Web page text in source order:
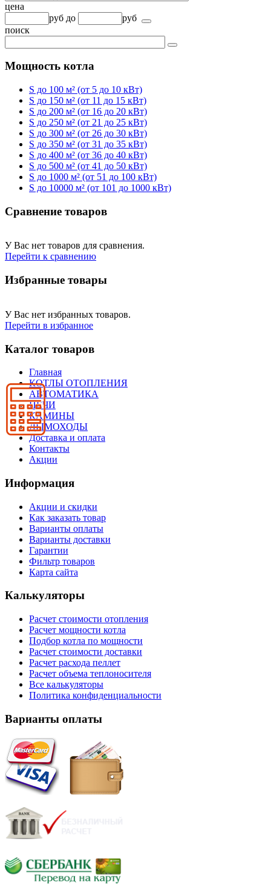
цена
руб до
руб
поиск
Мощность котла
S до 100 м² (от 5 до 10 кВт)
S до 150 м² (от 11 до 15 кВт)
S до 200 м² (от 16 до 20 кВт)
S до 250 м² (от 21 до 25 кВт)
S до 300 м² (от 26 до 30 кВт)
S до 350 м² (от 31 до 35 кВт)
S до 400 м² (от 36 до 40 кВт)
S до 500 м² (от 41 до 50 кВт)
S до 1000 м² (от 51 до 100 кВт)
S до 10000 м² (от 101 до 1000 кВт)
Сравнение товаров
У Вас нет товаров для сравнения.
Перейти к сравнению
Избранные товары
У Вас нет избранных товаров.
Перейти в избранное
Каталог товаров
Главная
КОТЛЫ ОТОПЛЕНИЯ
АВТОМАТИКА
ПЕЧИ
КАМИНЫ
ДЫМОХОДЫ
Доставка и оплата
Контакты
Акции
Информация
Акции и скидки
Как заказать товар
Варианты оплаты
Варианты доставки
Гарантии
Фильтр товаров
Карта сайта
Калькуляторы
Расчет стоимости отопления
Расчет мощности котла
Подбор котла по мощности
Расчет стоимости доставки
Расчет расхода пеллет
Расчет объема теплоносителя
Все калькуляторы
Политика конфиденциальности
Варианты оплаты